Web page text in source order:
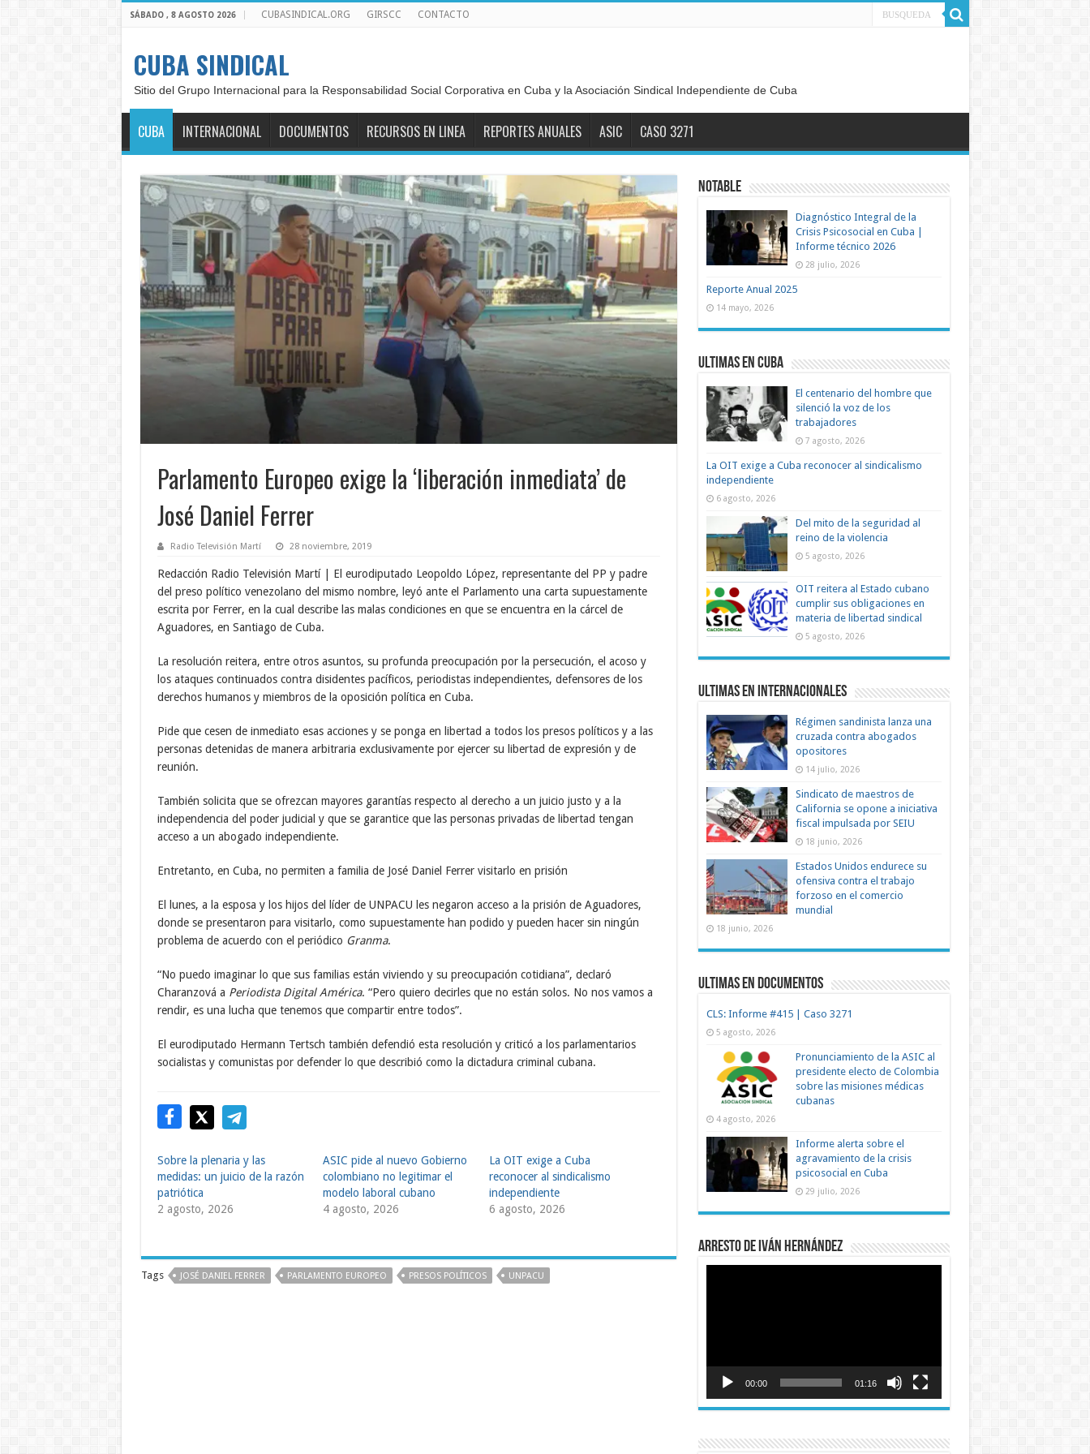
SÁBADO , 8 AGOSTO 2026 CUBASINDICAL.ORG GIRSCC CONTACTO
CUBA SINDICAL
Sitio del Grupo Internacional para la Responsabilidad Social Corporativa en Cuba y la Asociación Sindical Independiente de Cuba
CUBA INTERNACIONAL DOCUMENTOS RECURSOS EN LINEA REPORTES ANUALES ASIC CASO 3271
Parlamento Europeo exige la ‘liberación inmediata’ de
José Daniel Ferrer
Radio Televisión Martí 28 noviembre, 2019
Redacción Radio Televisión Martí | El eurodiputado Leopoldo López, representante del PP y padre
del preso político venezolano del mismo nombre, leyó ante el Parlamento una carta supuestamente
escrita por Ferrer, en la cual describe las malas condiciones en que se encuentra en la cárcel de
Aguadores, en Santiago de Cuba.
La resolución reitera, entre otros asuntos, su profunda preocupación por la persecución, el acoso y
los ataques continuados contra disidentes pacíficos, periodistas independientes, defensores de los
derechos humanos y miembros de la oposición política en Cuba.
Pide que cesen de inmediato esas acciones y se ponga en libertad a todos los presos políticos y a las
personas detenidas de manera arbitraria exclusivamente por ejercer su libertad de expresión y de
reunión.
También solicita que se ofrezcan mayores garantías respecto al derecho a un juicio justo y a la
independencia del poder judicial y que se garantice que las personas privadas de libertad tengan
acceso a un abogado independiente.
Entretanto, en Cuba, no permiten a familia de José Daniel Ferrer visitarlo en prisión
El lunes, a la esposa y los hijos del líder de UNPACU les negaron acceso a la prisión de Aguadores,
donde se presentaron para visitarlo, como supuestamente han podido y pueden hacer sin ningún
problema de acuerdo con el periódico Granma.
“No puedo imaginar lo que sus familias están viviendo y su preocupación cotidiana”, declaró
Charanzová a Periodista Digital América. “Pero quiero decirles que no están solos. No nos vamos a
rendir, es una lucha que tenemos que compartir entre todos”.
El eurodiputado Hermann Tertsch también defendió esta resolución y criticó a los parlamentarios
socialistas y comunistas por defender lo que describió como la dictadura criminal cubana.
Sobre la plenaria y las
medidas: un juicio de la razón
patriótica
2 agosto, 2026
ASIC pide al nuevo Gobierno
colombiano no legitimar el
modelo laboral cubano
4 agosto, 2026
La OIT exige a Cuba
reconocer al sindicalismo
independiente
6 agosto, 2026
Tags JOSÉ DANIEL FERRER PARLAMENTO EUROPEO PRESOS POLÍTICOS UNPACU
Notable
Diagnóstico Integral de la
Crisis Psicosocial en Cuba |
Informe técnico 2026
28 julio, 2026
Reporte Anual 2025
14 mayo, 2026
Ultimas en Cuba
El centenario del hombre que
silenció la voz de los
trabajadores
7 agosto, 2026
La OIT exige a Cuba reconocer al sindicalismo
independiente
6 agosto, 2026
Del mito de la seguridad al
reino de la violencia
5 agosto, 2026
OIT reitera al Estado cubano
cumplir sus obligaciones en
materia de libertad sindical
5 agosto, 2026
Ultimas en Internacionales
Régimen sandinista lanza una
cruzada contra abogados
opositores
14 julio, 2026
Sindicato de maestros de
California se opone a iniciativa
fiscal impulsada por SEIU
18 junio, 2026
Estados Unidos endurece su
ofensiva contra el trabajo
forzoso en el comercio
mundial
18 junio, 2026
Ultimas en documentos
CLS: Informe #415 | Caso 3271
5 agosto, 2026
Pronunciamiento de la ASIC al
presidente electo de Colombia
sobre las misiones médicas
cubanas
4 agosto, 2026
Informe alerta sobre el
agravamiento de la crisis
psicosocial en Cuba
29 julio, 2026
Arresto de Iván Hernández
00:00 01:16